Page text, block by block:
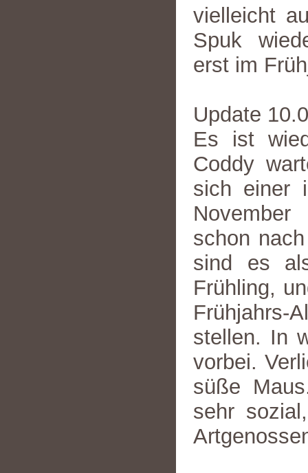
vielleicht
Spuk
erst im
Update
Es ist
Coddy
sich einer
schon
sind es
Frühling,
Frühjahrs-
stellen. In
vorbei.
süße
sehr